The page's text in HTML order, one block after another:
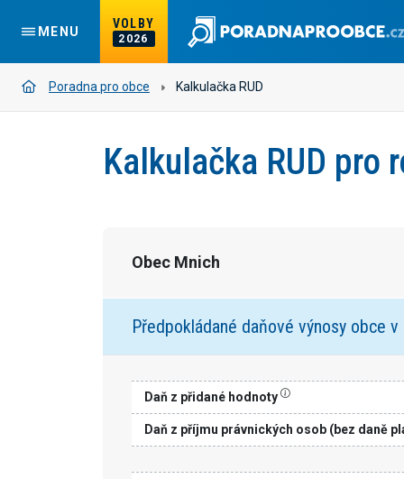
MENU
VOLBY
2026
Poradna pro obce Kalkulačka RUD
Kalkulačka RUD pro
Obec Mnich
Předpokládané daňové výnosy obce
Daň z přidané hodnoty
Daň z příjmu právnických osob (bez daně